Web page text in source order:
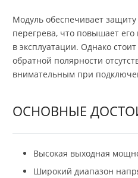
Модуль обеспечивает
перегрева, что повышает
в эксплуатации. Однако
обратной полярности
внимательным при
ОСНОВНЫЕ
Высокая выходная
Широкий диапазон